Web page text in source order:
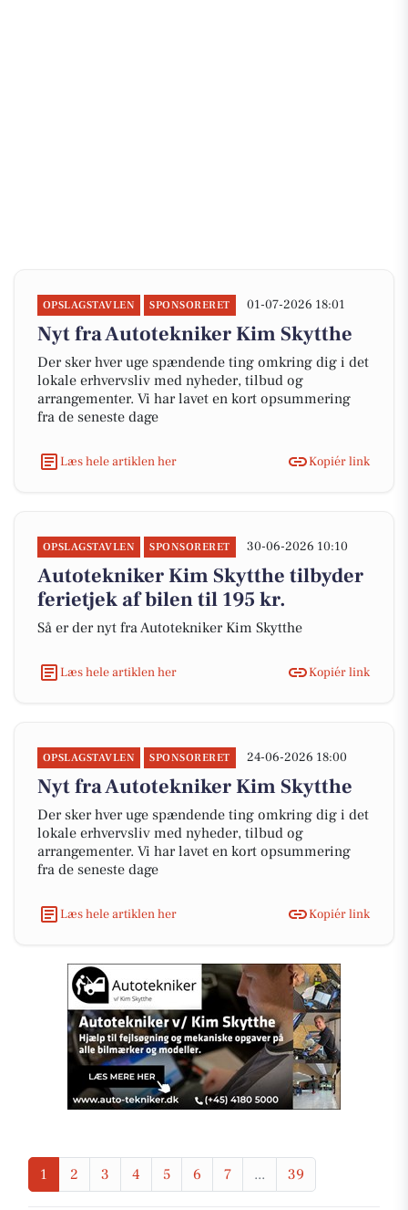
OPSLAGSTAVLEN SPONSORERET 01-07-2026 18:01
Nyt fra Autotekniker Kim Skytthe
Der sker hver uge spændende ting omkring dig i det
lokale erhvervsliv med nyheder, tilbud og
arrangementer. Vi har lavet en kort opsummering
fra de seneste dage
Læs hele artiklen her Kopiér link
OPSLAGSTAVLEN SPONSORERET 30-06-2026 10:10
Autotekniker Kim Skytthe tilbyder
ferietjek af bilen til 195 kr.
Så er der nyt fra Autotekniker Kim Skytthe
Læs hele artiklen her Kopiér link
OPSLAGSTAVLEN SPONSORERET 24-06-2026 18:00
Nyt fra Autotekniker Kim Skytthe
Der sker hver uge spændende ting omkring dig i det
lokale erhvervsliv med nyheder, tilbud og
arrangementer. Vi har lavet en kort opsummering
fra de seneste dage
Læs hele artiklen her Kopiér link
1 2 3 4 5 6 7 ... 39